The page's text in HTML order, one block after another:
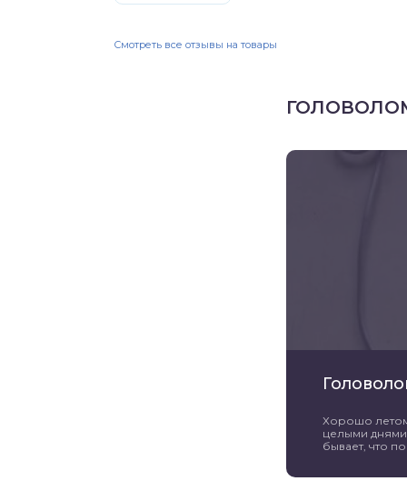
Смотреть все отзывы на товары
Хорошо
целыми
бывает, что